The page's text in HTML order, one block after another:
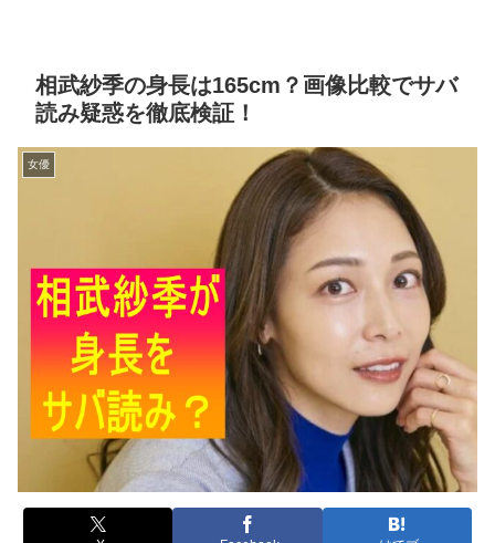
相武紗季の身長は165cm？画像比較でサバ
読み疑惑を徹底検証！
女優